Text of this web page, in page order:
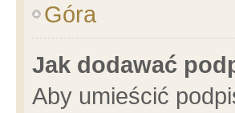
Góra
Jak dodawać
Aby umieścić